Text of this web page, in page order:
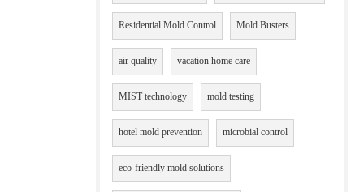
Residential Mold Control Mold Busters
air quality vacation home care
MIST technology mold testing
hotel mold prevention microbial control
eco-friendly mold solutions